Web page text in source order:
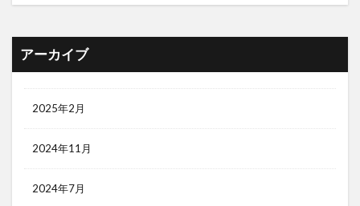
アーカイブ
2025年2月
2024年11月
2024年7月